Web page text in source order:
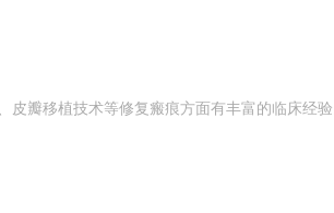
瓣移植技术等修复瘢痕方面有丰富的临床经验